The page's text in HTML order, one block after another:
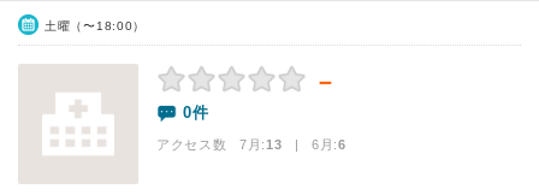
土曜（〜18:00）
－
0件
アクセス数 7月:13 | 6月:6